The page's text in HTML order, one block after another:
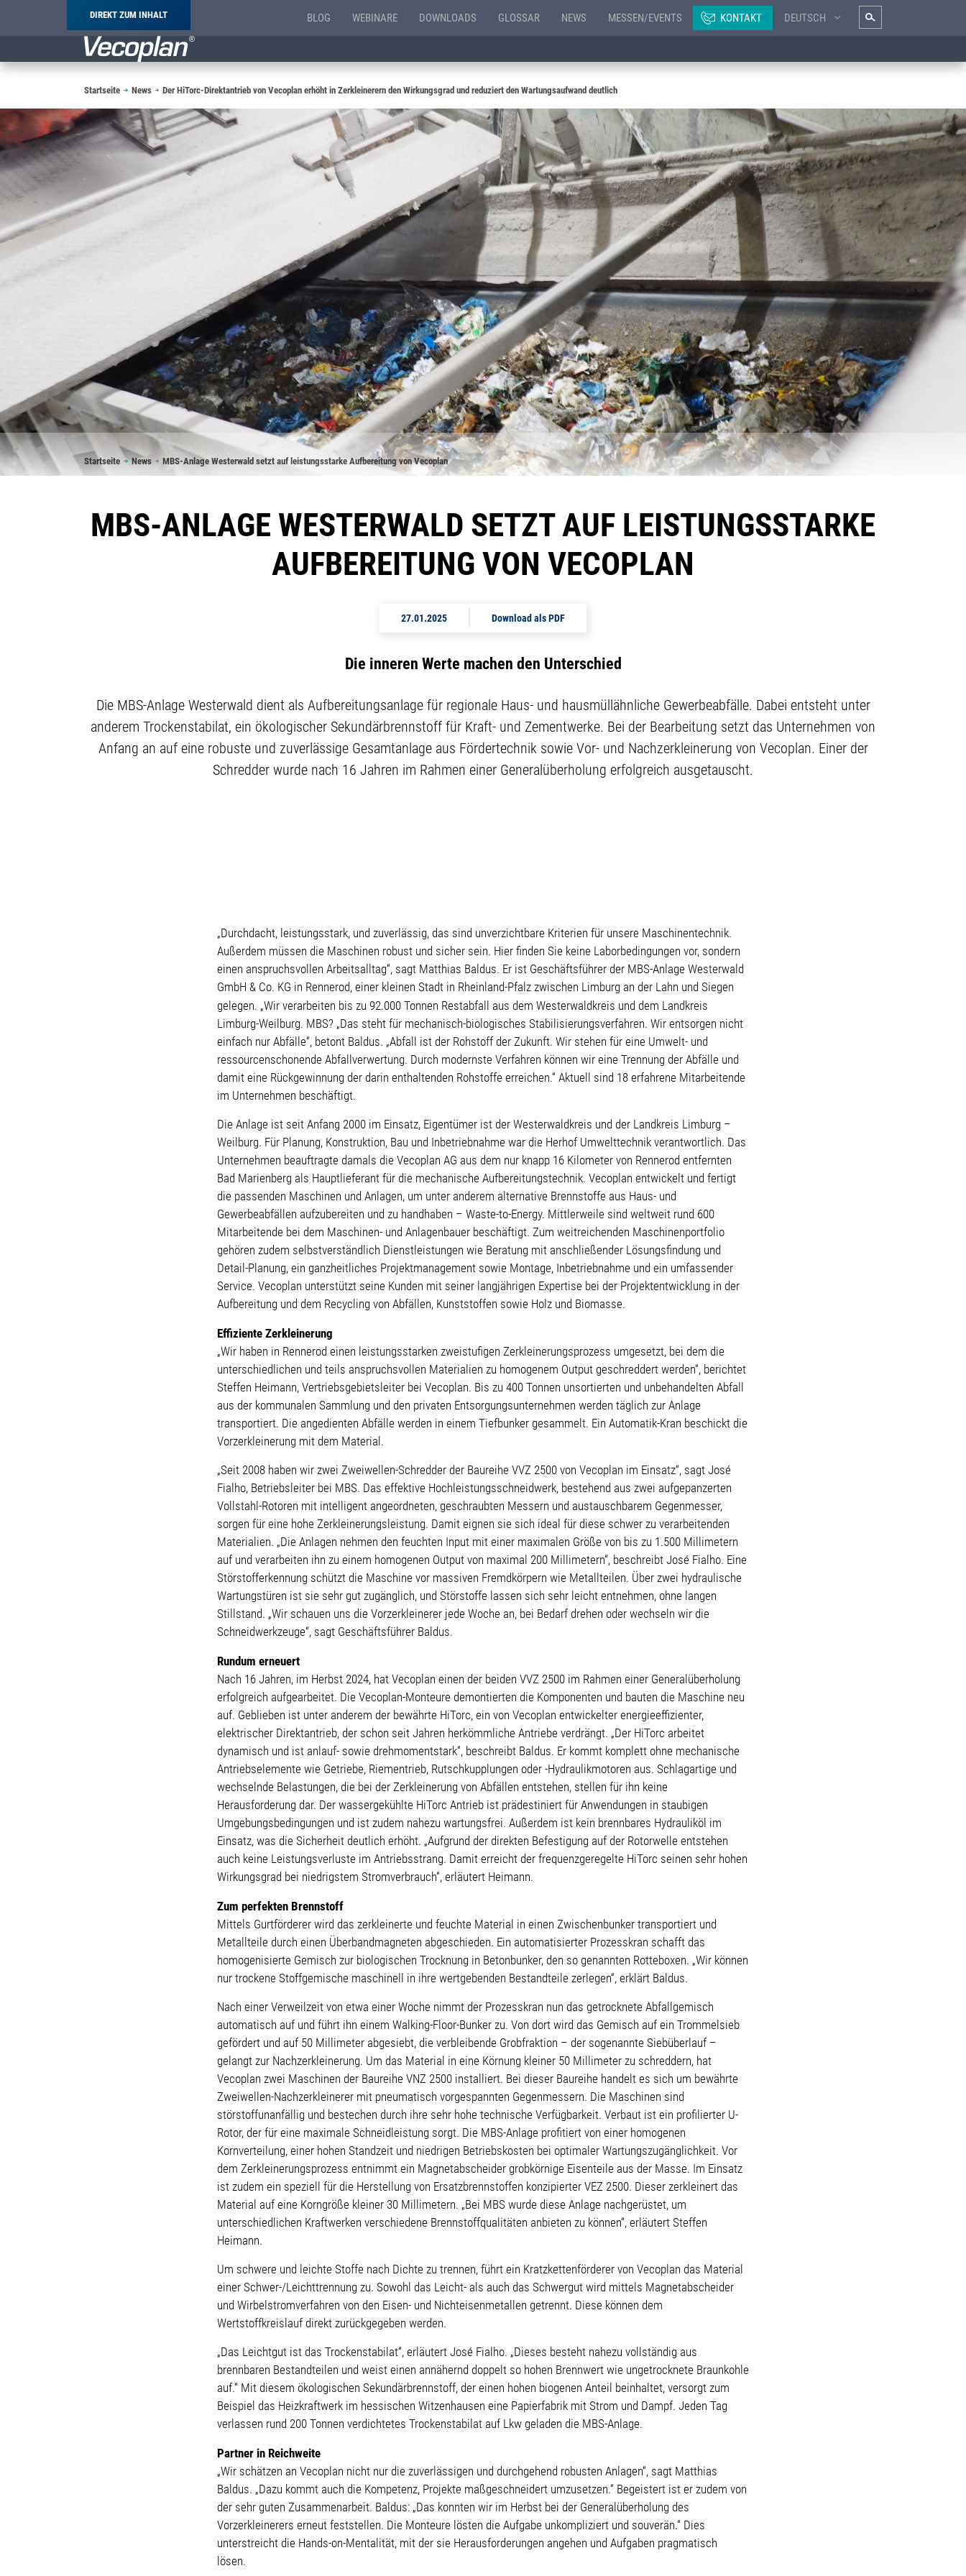
DIREKT ZUM INHALT BLOG WEBINARE DOWNLOADS GLOSSAR NEWS MESSEN/EVENTS KONTAKT DEUTSCH
Pfadnavigation
Startseite News Der HiTorc-Direktantrieb von Vecoplan erhöht in Zerkleinerern den Wirkungsgrad und reduziert den Wartungsaufwand deutlich
Pfadnavigation
Startseite News MBS-Anlage Westerwald setzt auf leistungsstarke Aufbereitung von Vecoplan
MBS-ANLAGE WESTERWALD SETZT AUF LEISTUNGSSTARKE
AUFBEREITUNG VON VECOPLAN
27.01.2025 Download als PDF
Die inneren Werte machen den Unterschied
Die MBS-Anlage Westerwald dient als Aufbereitungsanlage für regionale Haus- und hausmüllähnliche Gewerbeabfälle. Dabei entsteht unter
anderem Trockenstabilat, ein ökologischer Sekundärbrennstoff für Kraft- und Zementwerke. Bei der Bearbeitung setzt das Unternehmen von
Anfang an auf eine robuste und zuverlässige Gesamtanlage aus Fördertechnik sowie Vor- und Nachzerkleinerung von Vecoplan. Einer der
Schredder wurde nach 16 Jahren im Rahmen einer Generalüberholung erfolgreich ausgetauscht.
„Durchdacht, leistungsstark, und zuverlässig, das sind unverzichtbare Kriterien für unsere Maschinentechnik.
Außerdem müssen die Maschinen robust und sicher sein. Hier finden Sie keine Laborbedingungen vor, sondern
einen anspruchsvollen Arbeitsalltag“, sagt Matthias Baldus. Er ist Geschäftsführer der MBS-Anlage Westerwald
GmbH & Co. KG in Rennerod, einer kleinen Stadt in Rheinland-Pfalz zwischen Limburg an der Lahn und Siegen
gelegen. „Wir verarbeiten bis zu 92.000 Tonnen Restabfall aus dem Westerwaldkreis und dem Landkreis
Limburg-Weilburg. MBS? „Das steht für mechanisch-biologisches Stabilisierungsverfahren. Wir entsorgen nicht
einfach nur Abfälle“, betont Baldus. „Abfall ist der Rohstoff der Zukunft. Wir stehen für eine Umwelt- und
ressourcenschonende Abfallverwertung. Durch modernste Verfahren können wir eine Trennung der Abfälle und
damit eine Rückgewinnung der darin enthaltenden Rohstoffe erreichen.“ Aktuell sind 18 erfahrene Mitarbeitende
im Unternehmen beschäftigt.
Die Anlage ist seit Anfang 2000 im Einsatz, Eigentümer ist der Westerwaldkreis und der Landkreis Limburg –
Weilburg. Für Planung, Konstruktion, Bau und Inbetriebnahme war die Herhof Umwelttechnik verantwortlich. Das
Unternehmen beauftragte damals die Vecoplan AG aus dem nur knapp 16 Kilometer von Rennerod entfernten
Bad Marienberg als Hauptlieferant für die mechanische Aufbereitungstechnik. Vecoplan entwickelt und fertigt
die passenden Maschinen und Anlagen, um unter anderem alternative Brennstoffe aus Haus- und
Gewerbeabfällen aufzubereiten und zu handhaben – Waste-to-Energy. Mittlerweile sind weltweit rund 600
Mitarbeitende bei dem Maschinen- und Anlagenbauer beschäftigt. Zum weitreichenden Maschinenportfolio
gehören zudem selbstverständlich Dienstleistungen wie Beratung mit anschließender Lösungsfindung und
Detail-Planung, ein ganzheitliches Projektmanagement sowie Montage, Inbetriebnahme und ein umfassender
Service. Vecoplan unterstützt seine Kunden mit seiner langjährigen Expertise bei der Projektentwicklung in der
Aufbereitung und dem Recycling von Abfällen, Kunststoffen sowie Holz und Biomasse.
Effiziente Zerkleinerung
„Wir haben in Rennerod einen leistungsstarken zweistufigen Zerkleinerungsprozess umgesetzt, bei dem die
unterschiedlichen und teils anspruchsvollen Materialien zu homogenem Output geschreddert werden“, berichtet
Steffen Heimann, Vertriebsgebietsleiter bei Vecoplan. Bis zu 400 Tonnen unsortierten und unbehandelten Abfall
aus der kommunalen Sammlung und den privaten Entsorgungsunternehmen werden täglich zur Anlage
transportiert. Die angedienten Abfälle werden in einem Tiefbunker gesammelt. Ein Automatik-Kran beschickt die
Vorzerkleinerung mit dem Material.
„Seit 2008 haben wir zwei Zweiwellen-Schredder der Baureihe VVZ 2500 von Vecoplan im Einsatz“, sagt José
Fialho, Betriebsleiter bei MBS. Das effektive Hochleistungsschneidwerk, bestehend aus zwei aufgepanzerten
Vollstahl-Rotoren mit intelligent angeordneten, geschraubten Messern und austauschbarem Gegenmesser,
sorgen für eine hohe Zerkleinerungsleistung. Damit eignen sie sich ideal für diese schwer zu verarbeitenden
Materialien. „Die Anlagen nehmen den feuchten Input mit einer maximalen Größe von bis zu 1.500 Millimetern
auf und verarbeiten ihn zu einem homogenen Output von maximal 200 Millimetern“, beschreibt José Fialho. Eine
Störstofferkennung schützt die Maschine vor massiven Fremdkörpern wie Metallteilen. Über zwei hydraulische
Wartungstüren ist sie sehr gut zugänglich, und Störstoffe lassen sich sehr leicht entnehmen, ohne langen
Stillstand. „Wir schauen uns die Vorzerkleinerer jede Woche an, bei Bedarf drehen oder wechseln wir die
Schneidwerkzeuge“, sagt Geschäftsführer Baldus.
Rundum erneuert
Nach 16 Jahren, im Herbst 2024, hat Vecoplan einen der beiden VVZ 2500 im Rahmen einer Generalüberholung
erfolgreich aufgearbeitet. Die Vecoplan-Monteure demontierten die Komponenten und bauten die Maschine neu
auf. Geblieben ist unter anderem der bewährte HiTorc, ein von Vecoplan entwickelter energieeffizienter,
elektrischer Direktantrieb, der schon seit Jahren herkömmliche Antriebe verdrängt. „Der HiTorc arbeitet
dynamisch und ist anlauf- sowie drehmomentstark“, beschreibt Baldus. Er kommt komplett ohne mechanische
Antriebselemente wie Getriebe, Riementrieb, Rutschkupplungen oder -Hydraulikmotoren aus. Schlagartige und
wechselnde Belastungen, die bei der Zerkleinerung von Abfällen entstehen, stellen für ihn keine
Herausforderung dar. Der wassergekühlte HiTorc Antrieb ist prädestiniert für Anwendungen in staubigen
Umgebungsbedingungen und ist zudem nahezu wartungsfrei. Außerdem ist kein brennbares Hydrauliköl im
Einsatz, was die Sicherheit deutlich erhöht. „Aufgrund der direkten Befestigung auf der Rotorwelle entstehen
auch keine Leistungsverluste im Antriebsstrang. Damit erreicht der frequenzgeregelte HiTorc seinen sehr hohen
Wirkungsgrad bei niedrigstem Stromverbrauch“, erläutert Heimann.
Zum perfekten Brennstoff
Mittels Gurtförderer wird das zerkleinerte und feuchte Material in einen Zwischenbunker transportiert und
Metallteile durch einen Überbandmagneten abgeschieden. Ein automatisierter Prozesskran schafft das
homogenisierte Gemisch zur biologischen Trocknung in Betonbunker, den so genannten Rotteboxen. „Wir können
nur trockene Stoffgemische maschinell in ihre wertgebenden Bestandteile zerlegen“, erklärt Baldus.
Nach einer Verweilzeit von etwa einer Woche nimmt der Prozesskran nun das getrocknete Abfallgemisch
automatisch auf und führt ihn einem Walking-Floor-Bunker zu. Von dort wird das Gemisch auf ein Trommelsieb
gefördert und auf 50 Millimeter abgesiebt, die verbleibende Grobfraktion – der sogenannte Siebüberlauf –
gelangt zur Nachzerkleinerung. Um das Material in eine Körnung kleiner 50 Millimeter zu schreddern, hat
Vecoplan zwei Maschinen der Baureihe VNZ 2500 installiert. Bei dieser Baureihe handelt es sich um bewährte
Zweiwellen-Nachzerkleinerer mit pneumatisch vorgespannten Gegenmessern. Die Maschinen sind
störstoffunanfällig und bestechen durch ihre sehr hohe technische Verfügbarkeit. Verbaut ist ein profilierter U-
Rotor, der für eine maximale Schneidleistung sorgt. Die MBS-Anlage profitiert von einer homogenen
Kornverteilung, einer hohen Standzeit und niedrigen Betriebskosten bei optimaler Wartungszugänglichkeit. Vor
dem Zerkleinerungsprozess entnimmt ein Magnetabscheider grobkörnige Eisenteile aus der Masse. Im Einsatz
ist zudem ein speziell für die Herstellung von Ersatzbrennstoffen konzipierter VEZ 2500. Dieser zerkleinert das
Material auf eine Korngröße kleiner 30 Millimetern. „Bei MBS wurde diese Anlage nachgerüstet, um
unterschiedlichen Kraftwerken verschiedene Brennstoffqualitäten anbieten zu können“, erläutert Steffen
Heimann.
Um schwere und leichte Stoffe nach Dichte zu trennen, führt ein Kratzkettenförderer von Vecoplan das Material
einer Schwer-/Leichttrennung zu. Sowohl das Leicht- als auch das Schwergut wird mittels Magnetabscheider
und Wirbelstromverfahren von den Eisen- und Nichteisenmetallen getrennt. Diese können dem
Wertstoffkreislauf direkt zurückgegeben werden.
„Das Leichtgut ist das Trockenstabilat“, erläutert José Fialho. „Dieses besteht nahezu vollständig aus
brennbaren Bestandteilen und weist einen annähernd doppelt so hohen Brennwert wie ungetrocknete Braunkohle
auf.“ Mit diesem ökologischen Sekundärbrennstoff, der einen hohen biogenen Anteil beinhaltet, versorgt zum
Beispiel das Heizkraftwerk im hessischen Witzenhausen eine Papierfabrik mit Strom und Dampf. Jeden Tag
verlassen rund 200 Tonnen verdichtetes Trockenstabilat auf Lkw geladen die MBS-Anlage.
Partner in Reichweite
„Wir schätzen an Vecoplan nicht nur die zuverlässigen und durchgehend robusten Anlagen“, sagt Matthias
Baldus. „Dazu kommt auch die Kompetenz, Projekte maßgeschneidert umzusetzen.“ Begeistert ist er zudem von
der sehr guten Zusammenarbeit. Baldus: „Das konnten wir im Herbst bei der Generalüberholung des
Vorzerkleinerers erneut feststellen. Die Monteure lösten die Aufgabe unkompliziert und souverän.“ Dies
unterstreicht die Hands-on-Mentalität, mit der sie Herausforderungen angehen und Aufgaben pragmatisch
lösen.